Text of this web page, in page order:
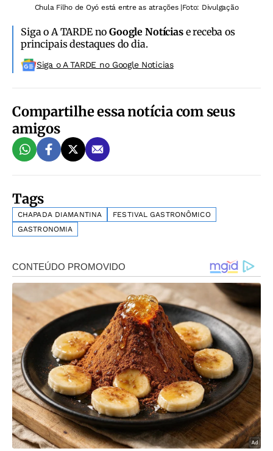
Chula Filho de Oyó está entre as atrações |Foto: Divulgação
Siga o A TARDE noGoogle Notíciase receba os
principais destaques do dia.
Siga o A TARDE no Google Noticias
Compartilhe essa notícia com seus
amigos
Tags
CHAPADA DIAMANTINA
FESTIVAL GASTRONÔMICO
GASTRONOMIA